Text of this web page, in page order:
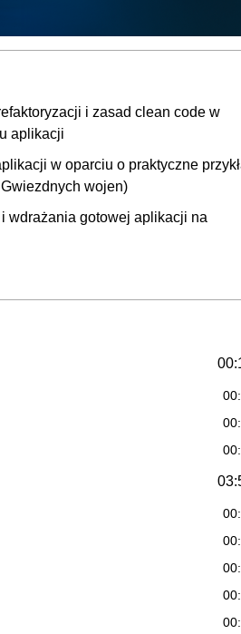
i zasad clean code w
aplikacji
w oparciu o praktyczne
wojen)
i wdrażania gotowej aplikacji na